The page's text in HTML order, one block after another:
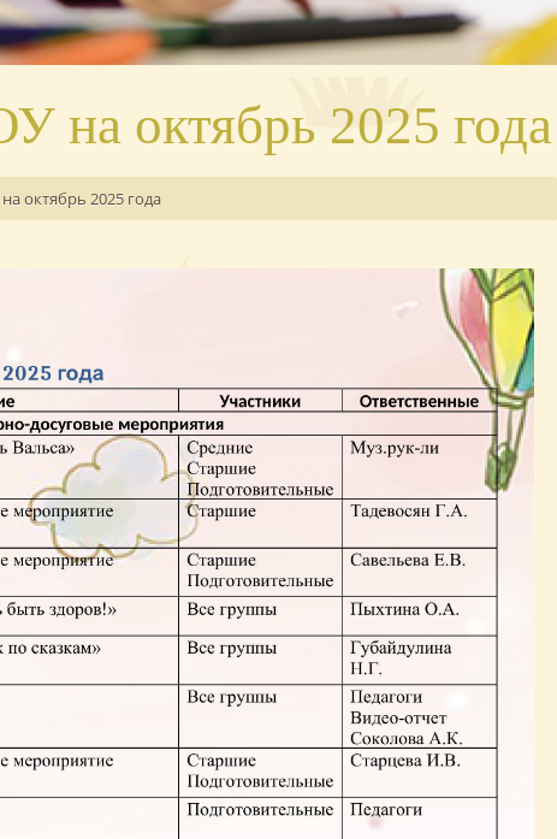
на октябрь 2025 года
октябрь 2025 года